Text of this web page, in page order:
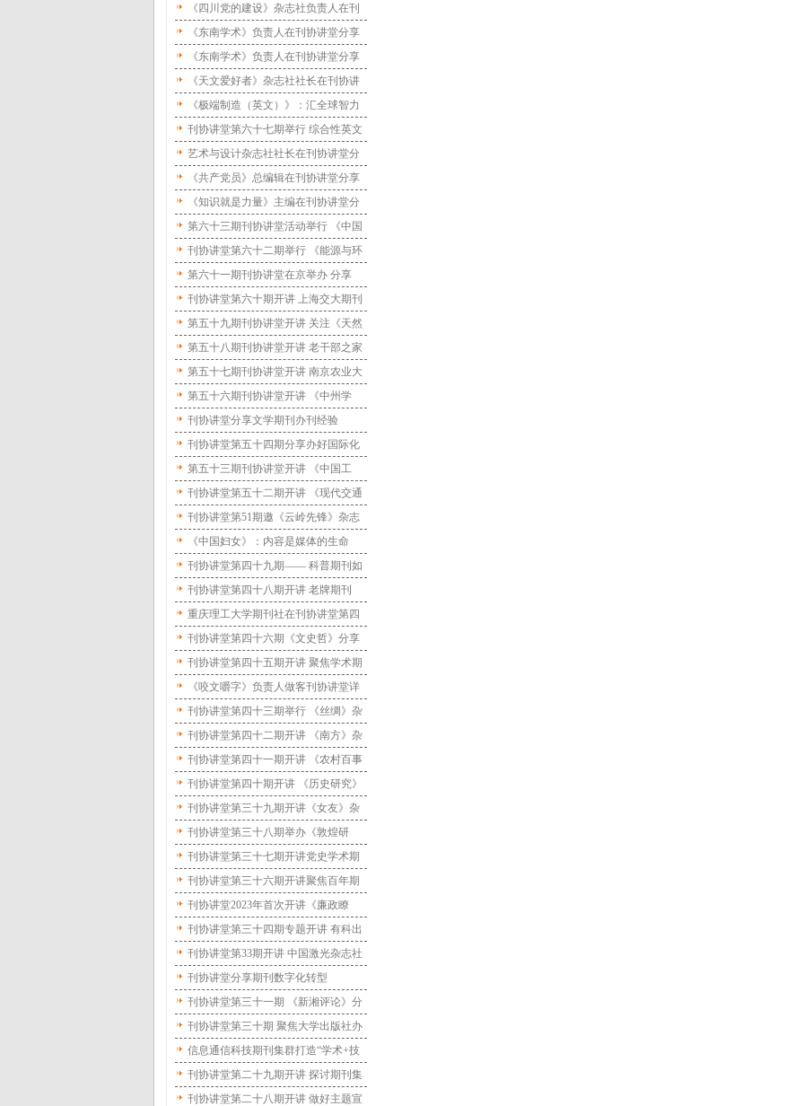
一本刊如何变成一个文化平台
《四川党的建设》杂志社负责人在刊
协讲堂分享经验 “三个”创新推进系统
性变革
《东南学术》负责人在刊协讲堂分享
经验 搭建多元学术平台助力青年学者
与编辑
《东南学术》负责人在刊协讲堂分享
经验 搭建多元学术平台助力青年学者
与编辑
《天文爱好者》杂志社社长在刊协讲
堂分享经验 科普期刊如何留住用户
《极端制造（英文）》：汇全球智力
做一本好刊
刊协讲堂第六十七期举行 综合性英文
体育学术期刊如何跨学科办刊
艺术与设计杂志社社长在刊协讲堂分
享 服务国家发展探索细分市场
《共产党员》总编辑在刊协讲堂分享
创新实践经验 坚持特色发展 打造比较
优势
《知识就是力量》主编在刊协讲堂分
享经验 科普期刊如何探索科普新生态
第六十三期刊协讲堂活动举行 《中国
国家地理》杂志社分享“深耕”“裂变”理
念
刊协讲堂第六十二期举行 《能源与环
境材料》主编分享期刊质量坚守
第六十一期刊协讲堂在京举办 分享
《分子植物》建设一流科技期刊经验
刊协讲堂第六十期开讲 上海交大期刊
中心分享集群建设经验
第五十九期刊协讲堂开讲 关注《天然
气工业》杂志创新实践
第五十八期刊协讲堂开讲 老干部之家
杂志社社长谈老年期刊如何适老
第五十七期刊协讲堂开讲 南京农业大
学英文期刊分享坚持高起点办刊经验
第五十六期刊协讲堂开讲 《中州学
刊》分享“五个注重”
刊协讲堂分享文学期刊办刊经验
刊协讲堂第五十四期分享办好国际化
期刊经验 壮大国际编委团队 加大国际
传播力度
第五十三期刊协讲堂开讲 《中国工
人》发行量如何翻十倍
刊协讲堂第五十二期开讲 《现代交通
与冶金材料》分享高起点办刊经验
刊协讲堂第51期邀《云岭先锋》杂志
社分享办刊经验 聚焦全媒体时代党刊
社守正创新
《中国妇女》：内容是媒体的生命
——老牌期刊在刊协讲堂分享如何拥
有数千万粉丝
刊协讲堂第四十九期—— 科普期刊如
何吸引受众
刊协讲堂第四十八期开讲 老牌期刊
《青年文摘》分享办刊常青之道
重庆理工大学期刊社在刊协讲堂第四
十七期分享办刊经验 组织优质稿件 深
化融合创新
刊协讲堂第四十六期《文史哲》分享
办刊经验 老牌学术期刊怎样保特色促
发展
刊协讲堂第四十五期开讲 聚焦学术期
刊群做强做大做活
《咬文嚼字》负责人做客刊协讲堂详
解推动语文规范 一本以“纠错”为特色
刊物怎样塑品牌
刊协讲堂第四十三期举行 《丝绸》杂
志讲述办刊特色
刊协讲堂第四十二期开讲 《南方》杂
志分享探索“四有”实践
刊协讲堂第四十一期开讲 《农村百事
通》分享怎样服务“三农”
刊协讲堂第四十期开讲 《历史研究》
杂志分享办刊思路
刊协讲堂第三十九期开讲《女友》杂
志创新促融合
刊协讲堂第三十八期举办《敦煌研
究》分享办刊经验
刊协讲堂第三十七期开讲党史学术期
刊如何创新
刊协讲堂第三十六期开讲聚焦百年期
刊如何守正创新
刊协讲堂2023年首次开讲《廉政瞭
望》分享办刊实践
刊协讲堂第三十四期专题开讲 有科出
版分享建设一流科技期刊经验
刊协讲堂第33期开讲 中国激光杂志社
分享办刊实践
刊协讲堂分享期刊数字化转型
刊协讲堂第三十一期 《新湘评论》分
享办刊思考
刊协讲堂第三十期 聚焦大学出版社办
刊思路创新
信息通信科技期刊集群打造“学术+技
术+产业+科普”纵向矩阵 集群化运营
学术科普全覆盖
刊协讲堂第二十九期开讲 探讨期刊集
群建设经验与实践
刊协讲堂第二十八期开讲 做好主题宣